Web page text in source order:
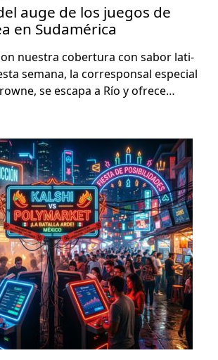
auge de los juegos de
en Sudamérica
nues­tra cober­tu­ra con sabor lati­
sem­ana, la cor­re­spon­sal espe­cial
se escapa a Río y ofrece…